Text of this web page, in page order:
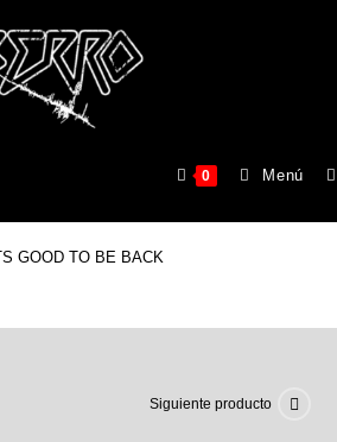
0 Menú
GOOD TO BE
GOOD TO BE BACK
Siguiente producto